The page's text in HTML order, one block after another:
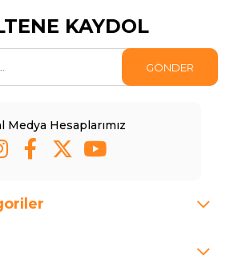
KAYDOL
GÖNDER
Medya Hesaplarımız